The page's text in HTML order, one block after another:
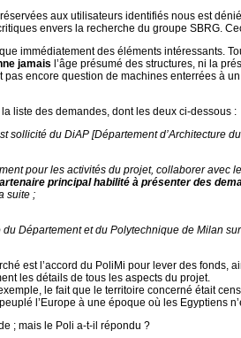
aux utilisateurs identifiés nous est
envers la recherche du groupe SBRG.
immédiatement des éléments intéressants.
jamais l’âge présumé des structures, ni la
pas encore question de machines enterrées à
liste des demandes, dont les deux ci-dessous :
sollicité du DiAP [Département
pour les activités du projet, collaborer
principal habilité à présenter des
suite ;
du Département et du Polytechnique de Milan
est l’accord du PoliMi pour lever des fonds,
les détails de tous les aspects du projet.
le fait que le territoire concerné était
l’Europe à une époque où les Egyptiens
; mais le Poli a-t-il répondu ?